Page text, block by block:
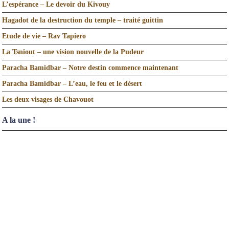
L’espérance – Le devoir du Kivouy
Hagadot de la destruction du temple – traité guittin
Etude de vie – Rav Tapiero
La Tsniout – une vision nouvelle de la Pudeur
Paracha Bamidbar – Notre destin commence maintenant
Paracha Bamidbar – L’eau, le feu et le désert
Les deux visages de Chavouot
A la une !